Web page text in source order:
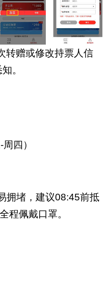
转赠或修改持票人信
。
四）
拥堵，建议08:45前抵
程佩戴口罩。